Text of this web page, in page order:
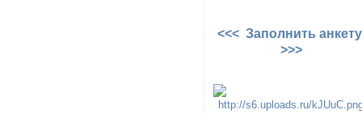
<<< Заполнить
>>>